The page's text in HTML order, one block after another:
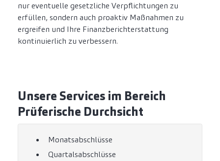
nur eventuelle gesetzliche Verpflichtungen zu
erfüllen, sondern auch proaktiv Maßnahmen zu
ergreifen und Ihre Finanzberichterstattung
kontinuierlich zu verbessern.
Unsere Services im Bereich
Prüferische Durchsicht
Monatsabschlüsse
Quartalsabschlüsse